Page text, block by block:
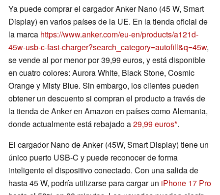
Ya puede comprar el cargador Anker Nano (45 W, Smart
Display) en varios países de la UE. En la tienda oficial de
la marca https://www.anker.com/eu-en/products/a121d-
45w-usb-c-fast-charger?search_category=autofill&q=45w,
se vende al por menor por 39,99 euros, y está disponible
en cuatro colores: Aurora White, Black Stone, Cosmic
Orange y Misty Blue. Sin embargo, los clientes pueden
obtener un descuento si compran el producto a través de
la tienda de Anker en Amazon en países como Alemania,
donde actualmente está rebajado a29,99 euros .
El cargador Nano de Anker (45W, Smart Display) tiene un
único puerto USB-C y puede reconocer de forma
inteligente el dispositivo conectado. Con una salida de
hasta 45 W, podría utilizarse para cargar un iPhone 17 Pro